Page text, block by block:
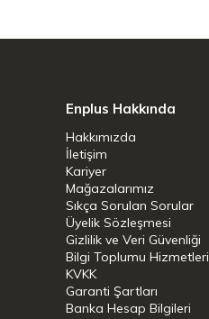
Enplus Hakkında
Hakkımızda
İletişim
Kariyer
Mağazalarımız
Sıkça Sorulan Sorular
Üyelik Sözleşmesi
Gizlilik ve Veri Güvenliği
Bilgi Toplumu Hizmetleri
KVKK
Garanti Şartları
Banka Hesap Bilgileri